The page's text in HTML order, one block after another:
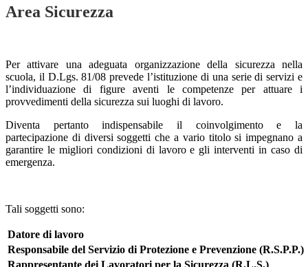
Area Sicurezza
Per attivare una adeguata organizzazione della sicurezza nella
scuola, il D.Lgs. 81/08 prevede l’istituzione di una serie di servizi e
l’individuazione di figure aventi le competenze per attuare i
provvedimenti della sicurezza sui luoghi di lavoro.
Diventa pertanto indispensabile il coinvolgimento e la
partecipazione di diversi soggetti che a vario titolo si impegnano a
garantire le migliori condizioni di lavoro e gli interventi in caso di
emergenza.
Tali soggetti sono:
Datore di lavoro
Responsabile del Servizio di Protezione e Prevenzione (R.S.P.P.)